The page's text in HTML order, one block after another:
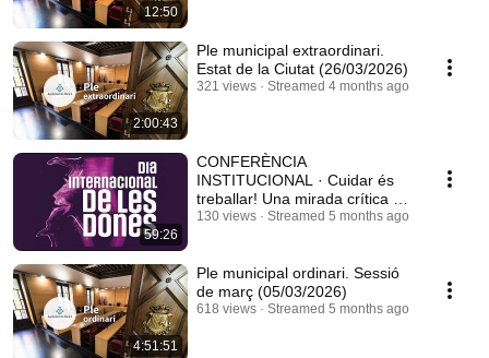
12:50
2:00:43
Ple municipal extraordinari.
Estat de la Ciutat (26/03/2026)
321 views Streamed 4 months ago
59:26
CONFERÈNCIA
INSTITUCIONAL · Cuidar és
treballar! Una mirada crítica a
l’economia hegemònica
130 views Streamed 5 months ago
4:51:51
Ple municipal ordinari. Sessió
de març (05/03/2026)
618 views Streamed 5 months ago